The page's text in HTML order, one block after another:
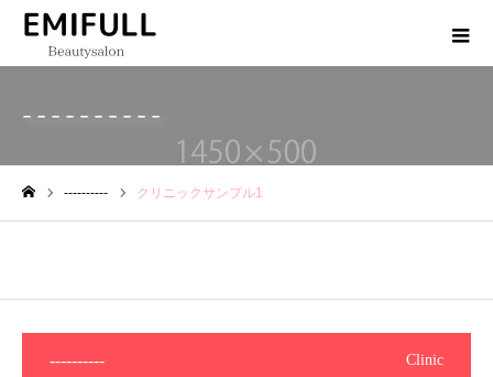
----------
---------- クリニックサンプル1
---------- Clinic